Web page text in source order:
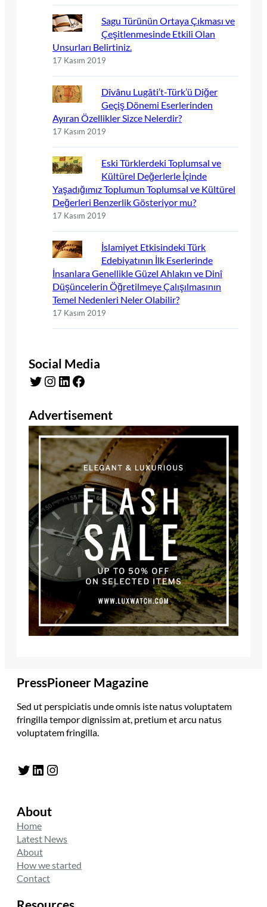
Sagu Türünün Ortaya Çıkması ve
Çeşitlenmesinde Etkili Olan
Unsurları Belirtiniz.
17 Kasım 2019
Dîvânu Lugâti’t-Türk’ü Diğer
Geçiş Dönemi Eserlerinden
Ayıran Özellikler Sizce Nelerdir?
17 Kasım 2019
Eski Türklerdeki Toplumsal ve
Kültürel Değerlerle İçinde
Yaşadığımız Toplumun Toplumsal ve Kültürel
Değerleri Benzerlik Gösteriyor mu?
17 Kasım 2019
İslamiyet Etkisindeki Türk
Edebiyatının İlk Eserlerinde
İnsanlara Genellikle Güzel Ahlakın ve Dinî
Düşüncelerin Öğretilmeye Çalışılmasının
Temel Nedenleri Neler Olabilir?
17 Kasım 2019
Social Media
Twitter Instagram LinkedIn Facebook
Advertisement
PressPioneer Magazine
Sed ut perspiciatis unde omnis iste natus voluptatem
fringilla tempor dignissim at, pretium et arcu natus
voluptatem fringilla.
Twitter LinkedIn Instagram
About
Home
Latest News
About
How we started
Contact